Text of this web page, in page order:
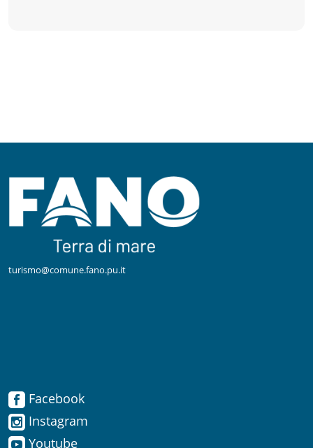
Instagram
turismo@comune.fano.pu.it
Facebook
Instagram
Youtube